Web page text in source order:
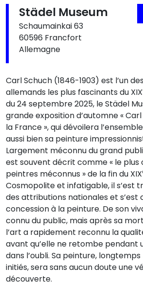
Städel Museum
Schaumainkai 63
60596 Francfort
Allemagne
Carl Schuch (1846-1903) est l’un
allemands les plus fascinants du XIX
du 24 septembre 2025, le Städel
grande exposition d’automne «
la France », qui dévoilera
aussi bien sa peinture
Largement méconnu du grand
est souvent décrit comme « le plus
peintres méconnus » de la fin du XIX
Cosmopolite et infatigable, il s’est
des attributions nationales et s’est
concession à la peinture. De son
connu du public, mais après sa
l’art a rapidement reconnu la
avant qu’elle ne retombe pendant
dans l’oubli. Sa peinture,
initiés, sera sans aucun doute une
découverte.